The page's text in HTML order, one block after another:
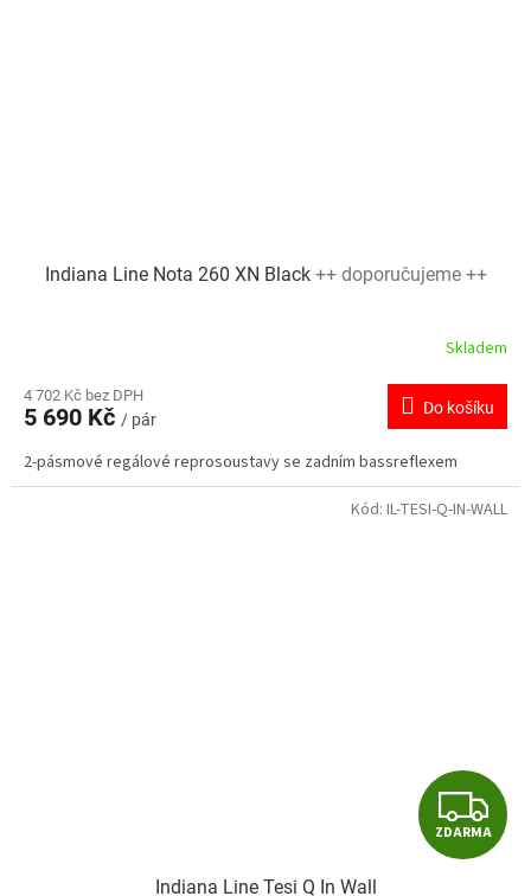
Indiana Line Nota 260 XN Black ++ doporučujeme ++
Skladem
4 702 Kč bez DPH
5 690 Kč / pár
Do košíku
2-pásmové regálové reprosoustavy se zadním bassreflexem
Z
D
ZDARMA
Indiana Line Tesi Q In Wall
Kód: IL-TESI-Q-IN-WALL